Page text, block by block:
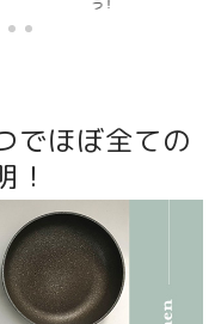
でほぼ全ての
！